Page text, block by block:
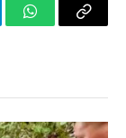
WhatsApp